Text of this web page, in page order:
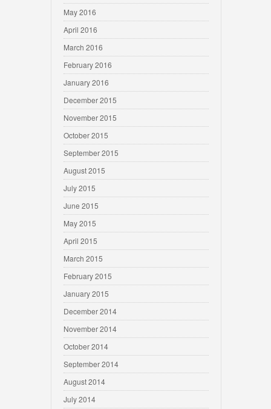
May 2016
April 2016
March 2016
February 2016
January 2016
December 2015
November 2015
October 2015
September 2015
August 2015
July 2015
June 2015
May 2015
April 2015
March 2015
February 2015
January 2015
December 2014
November 2014
October 2014
September 2014
August 2014
July 2014